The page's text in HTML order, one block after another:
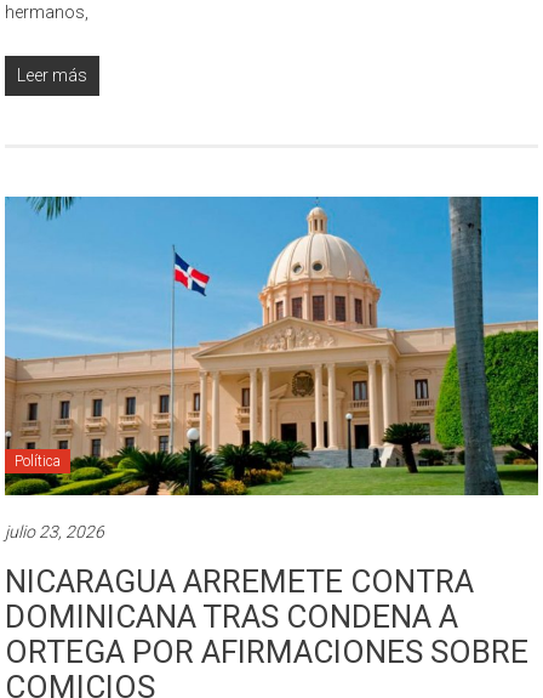
hermanos,
Leer más
Política
julio 23, 2026
NICARAGUA ARREMETE CONTRA
DOMINICANA TRAS CONDENA A
ORTEGA POR AFIRMACIONES SOBRE
COMICIOS